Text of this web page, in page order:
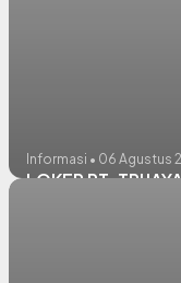
Informasi • 06 Agustus
LOKER PT.